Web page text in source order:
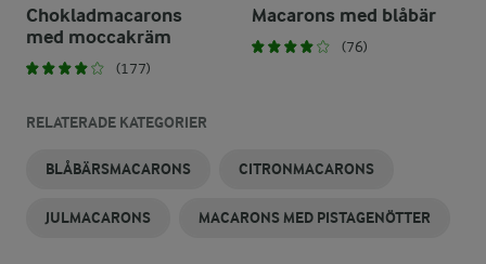
Chokladmacarons
med moccakräm
(177)
Macarons med blåbär
(76)
RELATERADE KATEGORIER
BLÅBÄRSMACARONS CITRONMACARONS
JULMACARONS MACARONS MED PISTAGENÖTTER